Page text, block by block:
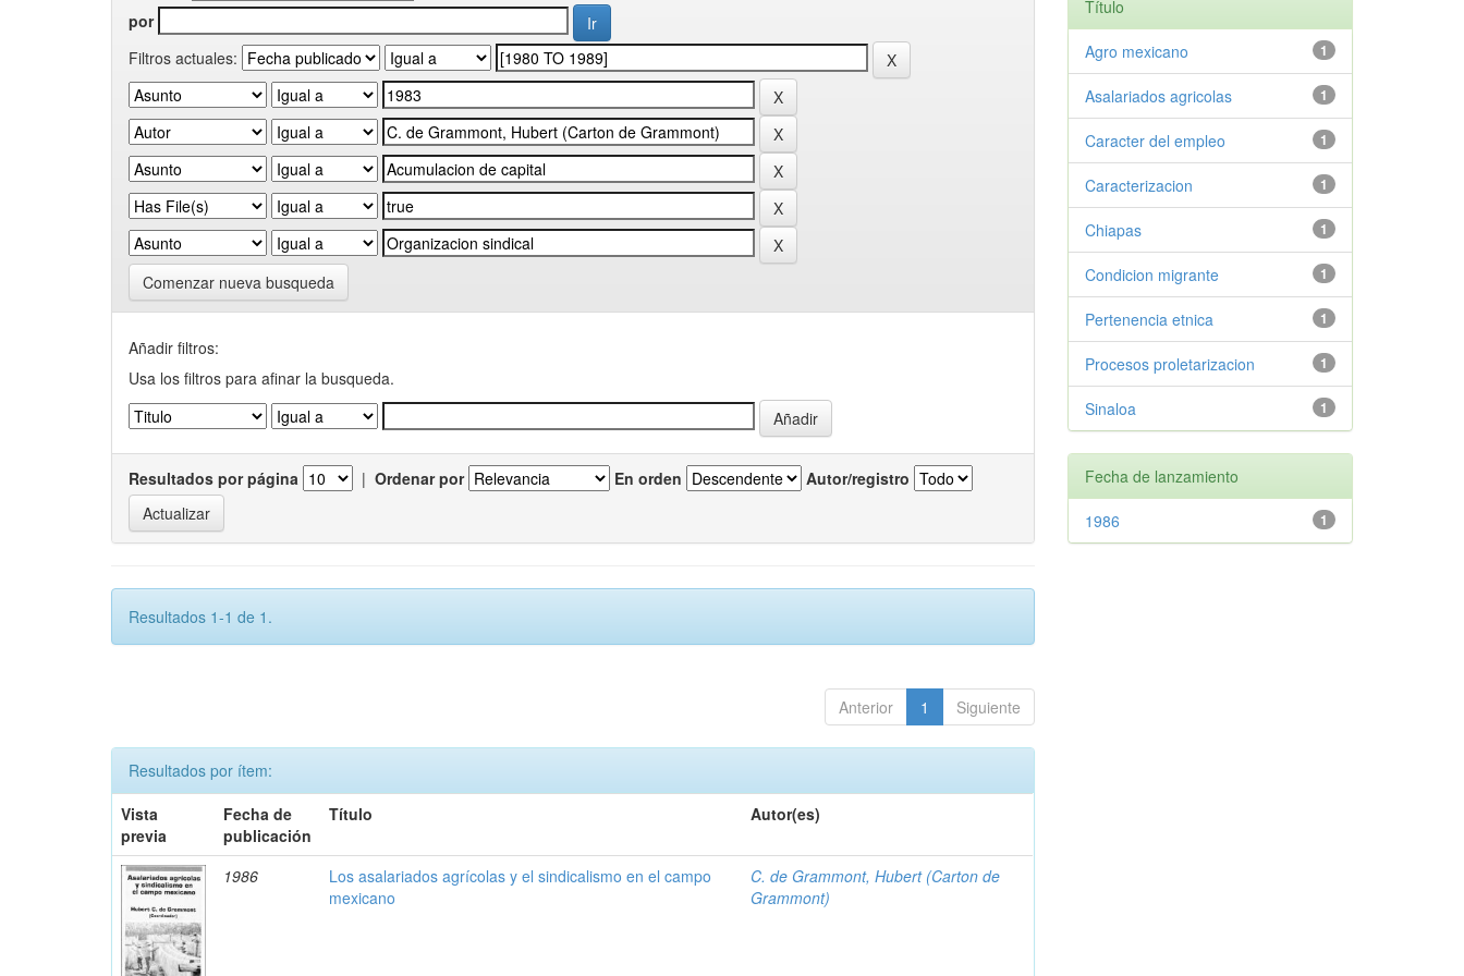
por
Filtros actuales:
Comenzar nueva busqueda
Añadir filtros:
Usa los filtros para afinar la busqueda.
Resultados por página | Ordenar por En orden Autor/registro
Resultados 1-1 de 1.
Anterior 1 Siguiente
Resultados por ítem:
Vista
previa
Fecha de
publicación
Título Autor(es)
1986
Los asalariados agrícolas y el sindicalismo en el campo
mexicano
C. de Grammont, Hubert (Carton de
Grammont)
Título
1
Agro mexicano
1
Asalariados agricolas
1
Caracter del empleo
1
Caracterizacion
1
Chiapas
1
Condicion migrante
1
Pertenencia etnica
1
Procesos proletarizacion
1
Sinaloa
Fecha de lanzamiento
1
1986